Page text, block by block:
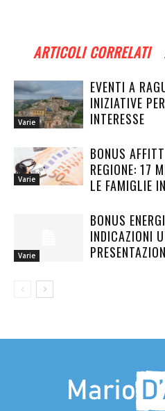
ARTICOLI CORRELATI
Varie
EVENTI A
INIZIATIVE
INTERESSE
Varie
BONUS
REGIONE: 17
LE FAMIGLIE
Varie
BONUS
INDICAZIONI